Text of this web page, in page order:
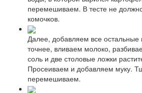
перемешиваем. В тесте не
комочков.
Далее, добавляем все остальные
точнее, вливаем молоко,
соль и две столовые ложки
Просеиваем и добавляем муку.
перемешиваем.